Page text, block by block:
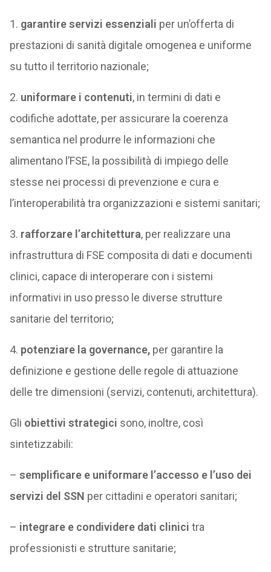
1. garantire servizi essenziali per un’offerta di
prestazioni di sanità digitale omogenea e uniforme
su tutto il territorio nazionale;
2. uniformare i contenuti, in termini di dati e
codifiche adottate, per assicurare la coerenza
semantica nel produrre le informazioni che
alimentano l’FSE, la possibilità di impiego delle
stesse nei processi di prevenzione e cura e
l’interoperabilità tra organizzazioni e sistemi sanitari;
3. rafforzare l’architettura, per realizzare una
infrastruttura di FSE composita di dati e documenti
clinici, capace di interoperare con i sistemi
informativi in uso presso le diverse strutture
sanitarie del territorio;
4. potenziare la governance,per garantire la
definizione e gestione delle regole di attuazione
delle tre dimensioni (servizi, contenuti, architettura).
Gli obiettivi strategici sono, inoltre, così
sintetizzabili:
– semplificare e uniformare l’accesso e l’uso dei
servizi del SSN per cittadini e operatori sanitari;
– integrare e condividere dati clinici tra
professionisti e strutture sanitarie;